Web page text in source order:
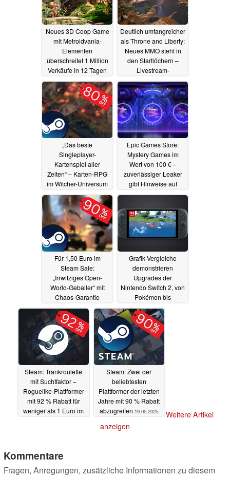
Neues 3D Coop Game
mit Metroidvania-
Elementen
überschreitet 1 Million
Verkäufe in 12 Tagen
21.05.2025
Deutlich umfangreicher
als Throne and Liberty:
Neues MMO steht in
den Startlöchern –
Livestream-
Präsentation in
wenigen Tagen
21.05.2025
„Das beste
Singleplayer-
Kartenspiel aller
Zeiten“ – Karten-RPG
im Witcher-Universum
mit 80 % Rabatt für 4
Euro auf Steam
20.05.2025
Epic Games Store:
Mystery Games im
Wert von 100 € –
zuverlässiger Leaker
gibt Hinweise auf
kostenlose Giveaways
Für 1,50 Euro im
Steam Sale:
„Irrwitziges Open-
World-Geballer“ mit
Chaos-Garantie
20.05.2025
Grafik-Vergleiche
demonstrieren
Upgrades der
Nintendo Switch 2, von
Pokémon bis
Cyberpunk 2077
19.05.2025
Steam: Trankroulette
mit Suchtfaktor –
Roguelike-Plattformer
mit 92 % Rabatt für
weniger als 1 Euro im
Steam: Zwei der
beliebtesten
Plattformer der letzten
Jahre mit 90 % Rabatt
abzugreifen 19.05.2025
Weitere Artikel
anzeigen
Kommentare
Fragen, Anregungen, zusätzliche Informationen zu diesem